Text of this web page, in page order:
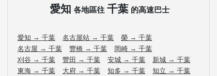
愛知 各地區往 千葉 的高速巴士
愛知 → 千葉 名古屋站 → 千葉 榮 → 千葉
名古屋 → 千葉 豐橋 → 千葉 岡崎 → 千葉
刈谷 → 千葉 豐田 → 千葉 安城 → 千葉 新城 → 千葉
東海 → 千葉 大府 → 千葉 知多 → 千葉 知立 → 千葉